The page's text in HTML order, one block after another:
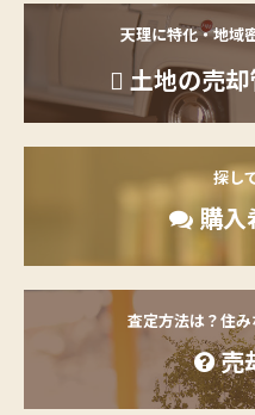
天理に特化・地域
土地の売却
探し
購入
査定方法は？住
売